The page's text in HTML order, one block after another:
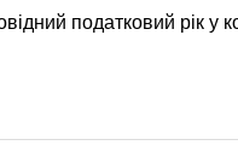
податковий рік у